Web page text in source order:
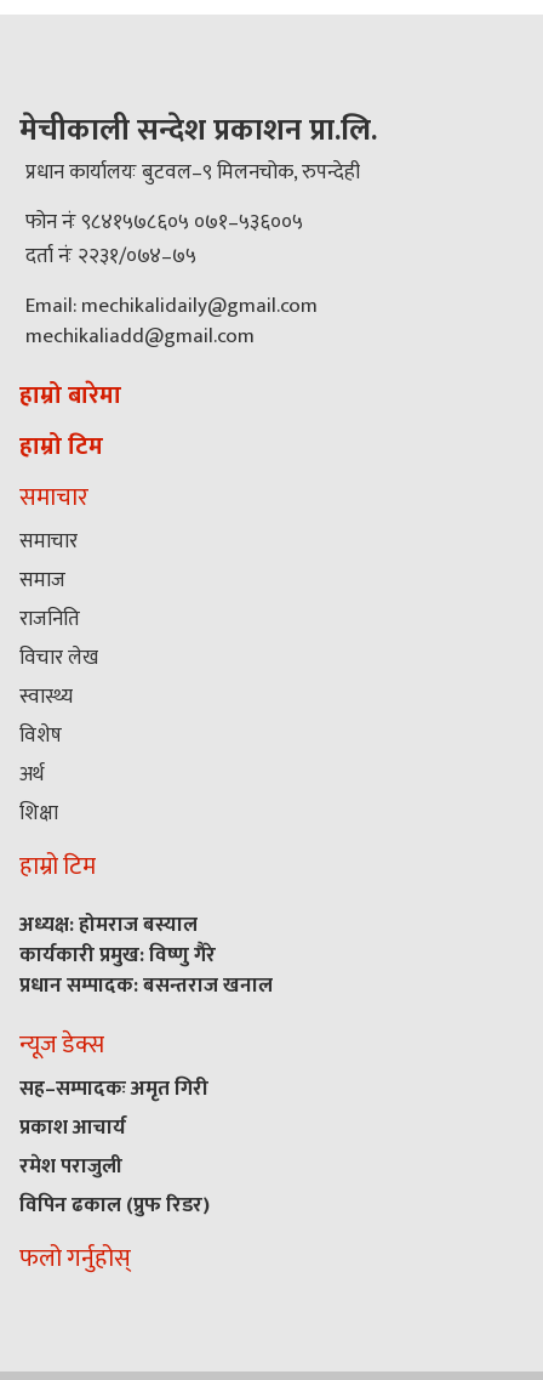
मेचीकाली सन्देश प्रकाशन प्रा.लि.
प्रधान कार्यालयः बुटवल–९ मिलनचोक, रुपन्देही
फोन नंः ९८४१५७८६०५ ०७१–५३६००५
दर्ता नंः २२३१/०७४–७५
Email: mechikalidaily@gmail.com
mechikaliadd@gmail.com
हाम्रो बारेमा
हाम्रो टिम
समाचार
समाचार
समाज
राजनिति
विचार लेख
स्वास्थ्य
विशेष
अर्थ
शिक्षा
हाम्रो टिम
अध्यक्ष: होमराज बस्याल
कार्यकारी प्रमुख: विष्णु गैरे
प्रधान सम्पादक: बसन्तराज खनाल
न्यूज डेक्स
सह–सम्पादकः अमृत गिरी
प्रकाश आचार्य
रमेश पराजुली
विपिन ढकाल (प्रुफ रिडर)
फलो गर्नुहोस्